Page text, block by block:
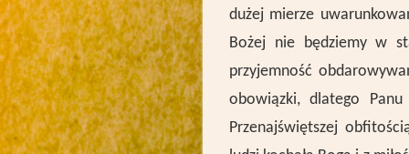
dużej mierze
Bożej nie będziemy w
przyjemność
obowiązki, dlatego
Przenajświętszej